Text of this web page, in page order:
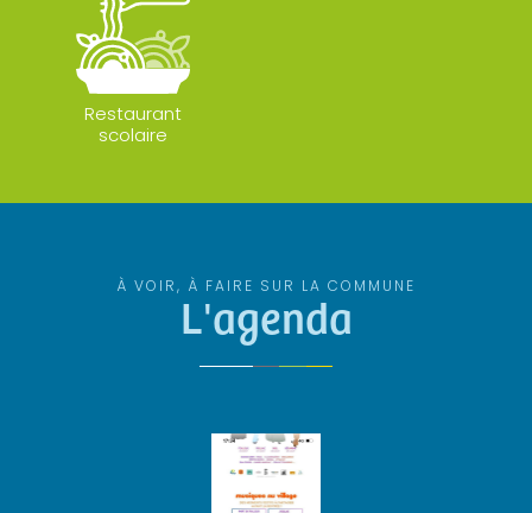
Restaurant
scolaire
À VOIR, À FAIRE SUR LA COMMUNE
L'agenda